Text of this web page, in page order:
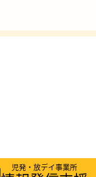
児発・放デイ事業所